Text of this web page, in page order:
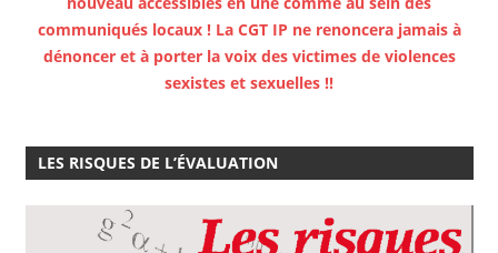
communiqués locaux ! La CGT IP ne renoncera jamais à
dénoncer et à porter la voix des victimes de violences
sexistes et sexuelles !!
LES RISQUES DE L’ÉVALUATION